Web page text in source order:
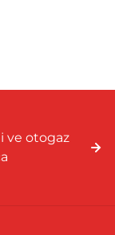
ve otogaz